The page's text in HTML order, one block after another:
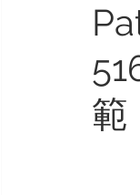
Girard-Perregaux
Bell & Ross範